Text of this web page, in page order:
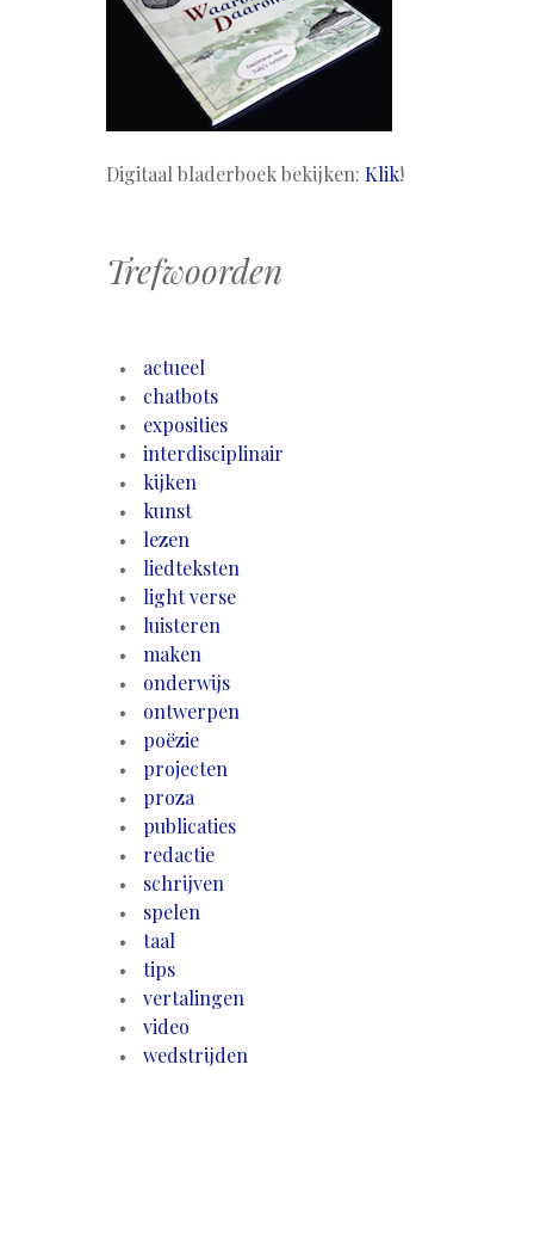
Digitaal bladerboek bekijken: Klik!
Trefwoorden
actueel
chatbots
exposities
interdisciplinair
kijken
kunst
lezen
liedteksten
light verse
luisteren
maken
onderwijs
ontwerpen
poëzie
projecten
proza
publicaties
redactie
schrijven
spelen
taal
tips
vertalingen
video
wedstrijden